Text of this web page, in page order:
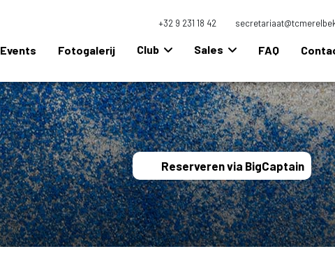
+32 9 231 18 42
Events Fotogalerij Club Sales FAQ
Reserveren via BigCaptain